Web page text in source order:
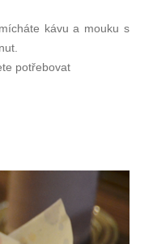
kávu a mouku s
potřebovat